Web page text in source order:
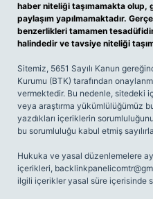
haber niteliği taşımamakta olup,
paylaşım yapılmamaktadır.
benzerlikleri tamamen
halindedir ve tavsiye niteliği
Sitemiz, 5651 Sayılı Kanun
Kurumu (BTK) tarafından
vermektedir. Bu nedenle, sitedeki
veya araştırma yükümlülüğümüz
yazdıkları içeriklerin
bu sorumluluğu kabul etmiş
Hukuka ve yasal düzenlemelere
içerikleri,
ilgili içerikler yasal süre içerisinde